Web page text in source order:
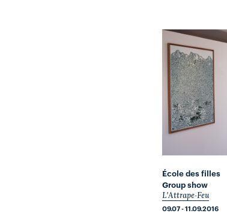
École des filles
Group show
L'Attrape-Feu
09.07 - 11.09.2016